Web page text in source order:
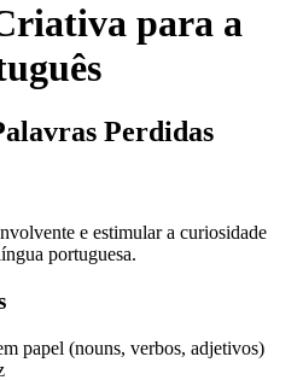
para a
Perdidas
e estimular a curiosidade
portuguesa.
papel (nouns, verbos, adjetivos)